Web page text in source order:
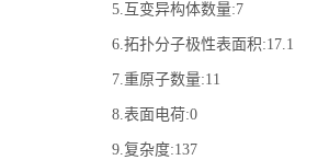
5.互变异构体数量:7
6.拓扑分子极性表面积:17.1
7.重原子数量:11
8.表面电荷:0
9.复杂度:137